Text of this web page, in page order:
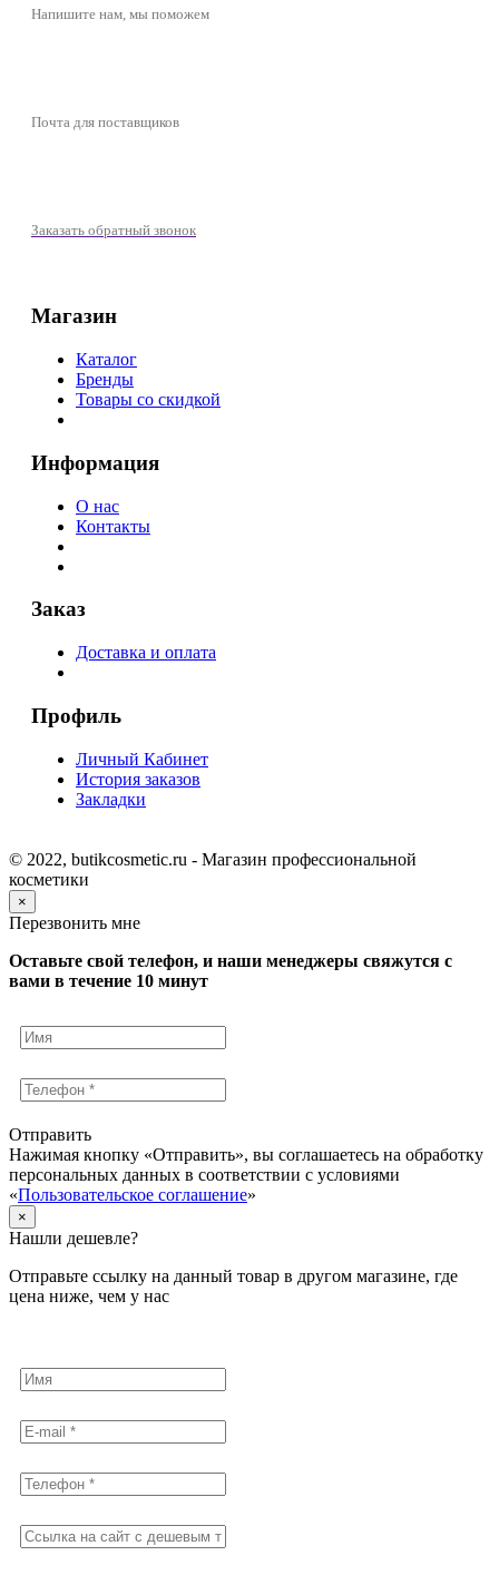
Напишите нам, мы поможем
Почта для поставщиков
Заказать обратный звонок
Магазин
Каталог
Бренды
Товары со скидкой
Информация
О нас
Контакты
Заказ
Доставка и оплата
Профиль
Личный Кабинет
История заказов
Закладки
© 2022, butikcosmetic.ru - Магазин профессиональной
косметики
×
Перезвонить мне
Оставьте свой телефон, и наши менеджеры свяжутся с
вами в течение 10 минут
Отправить
Нажимая кнопку «Отправить», вы соглашаетесь на обработку
персональных данных в соответствии с условиями
«Пользовательское соглашение»
×
Нашли дешевле?
Отправьте ссылку на данный товар в другом магазине, где
цена ниже, чем у нас